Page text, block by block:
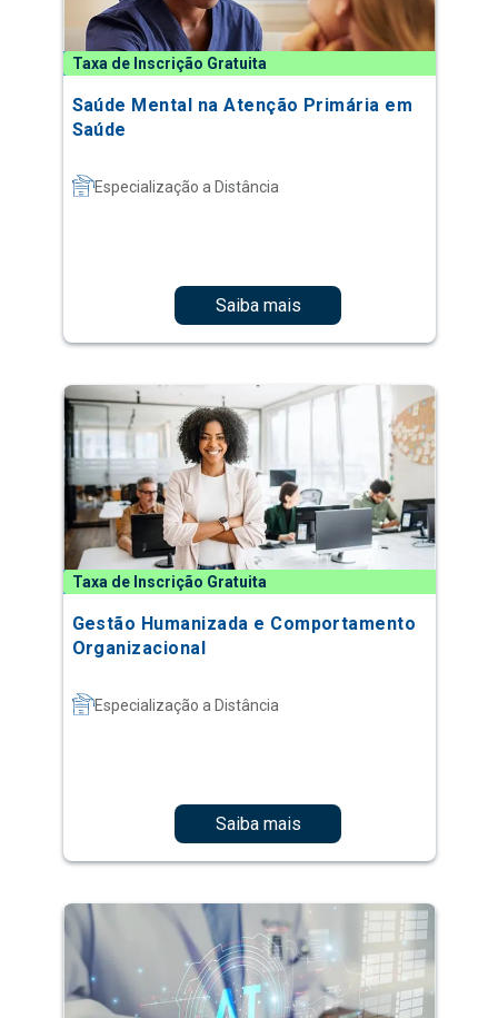
Taxa de Inscrição Gratuita
Saúde Mental na Atenção Primária em
Saúde
Especialização a Distância
Saiba mais
Taxa de Inscrição Gratuita
Gestão Humanizada e Comportamento
Organizacional
Especialização a Distância
Saiba mais